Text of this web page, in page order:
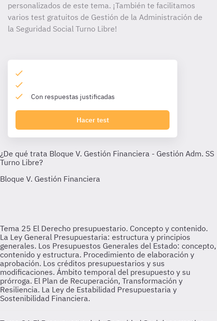
personalizados de este tema. ¡También te facilitamos
varios test gratuitos de Gestión de la Administración de
la Seguridad Social Turno Libre!
Con respuestas justificadas
Hacer test
Tema 25 El Derecho presupuestario. Concepto y contenido.
La Ley General Presupuestaria: estructura y principios
generales. Los Presupuestos Generales del Estado: concepto,
contenido y estructura. Procedimiento de elaboración y
aprobación. Los créditos presupuestarios y sus
modificaciones. Ámbito temporal del presupuesto y su
prórroga. El Plan de Recuperación, Transformación y
Resiliencia. La Ley de Estabilidad Presupuestaria y
Sostenibilidad Financiera.